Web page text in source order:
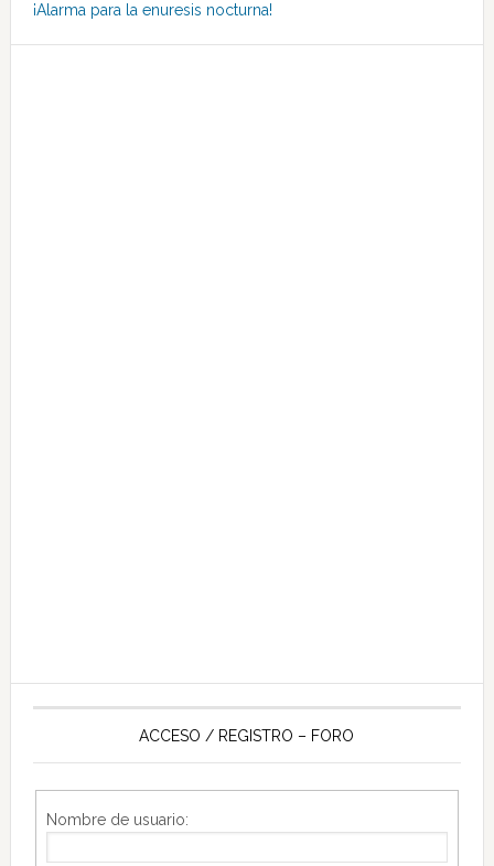
¡Alarma para la enuresis nocturna!
ACCESO / REGISTRO – FORO
Nombre de usuario: